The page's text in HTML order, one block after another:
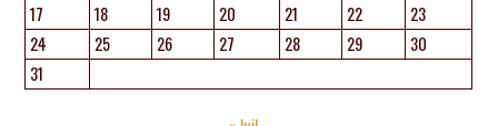
17
18 19 20 21 22
23
24
25 26 27 28 29
30
31